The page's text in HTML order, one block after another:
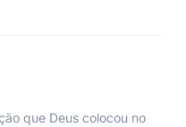
que Deus colocou no